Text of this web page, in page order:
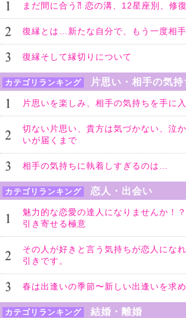
まだ間に合う⁈ 恋の溝、12星座別、修
復縁とは…新たな自分で、もう一度相手
復縁そして縁切りについて
カテゴリランキング 片思い・相手の気持
片思いを楽しみ、相手の気持ちを手に
切ない片思い、貴方は気づかない、泣
いが届くまで
相手の気持ちに執着しすぎるのは…
カテゴリランキング 恋人・出会い
魅力的な恋愛の達人になりませんか！
引き寄せる極意
その人が好きと言う気持ちが恋人にな
引きです。
春は出逢いの季節〜新しい出逢いを求
カテゴリランキング 結婚・離婚